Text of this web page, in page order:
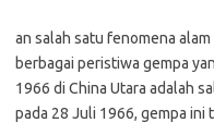
an salah satu fenomena
berbagai peristiwa gempa
1966 di China Utara adalah
pada 28 Juli 1966, gempa ini